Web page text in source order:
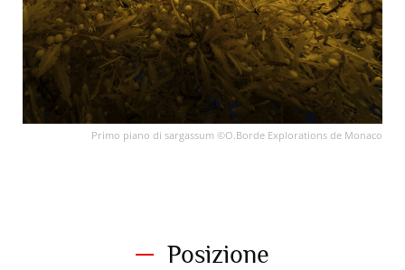
Primo piano di sargassum ©O.Borde Explorations de Monaco
Posizione